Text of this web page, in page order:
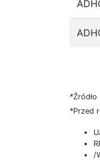
*Przed
/